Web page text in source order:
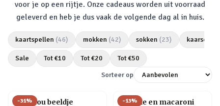
voor je op een rijtje. Onze cadeaus worden uit voorraad
geleverd en heb je dus vaak de volgende dag al in huis.
kaartspellen (46) mokken (42) sokken (23) kaarsen
Sale Tot €10 Tot €20 Tot €50
Sorteer op
-31%
Love you beeldje -13%
Farfalle en macaroni